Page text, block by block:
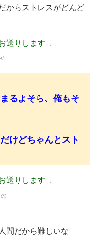
からストレスがどんど
送りします ：
るよそら、俺もそ
けどちゃんとスト
送りします ：
間だから難しいな